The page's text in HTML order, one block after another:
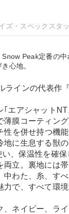
ズ・スペック スタ
Peak定番の中
心地。
ラインの代表作
｢エアシャット
薄膜コーティン
性を併せ持つ機
地に生息する獣
、保温性を確
両立。裏地には
中わた、糸、す
力で、すべて環
、ネイビー、ラ